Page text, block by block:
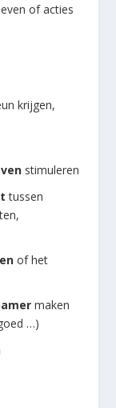
of acties
krijgen,
stimuleren
tussen
of het
maken
…)